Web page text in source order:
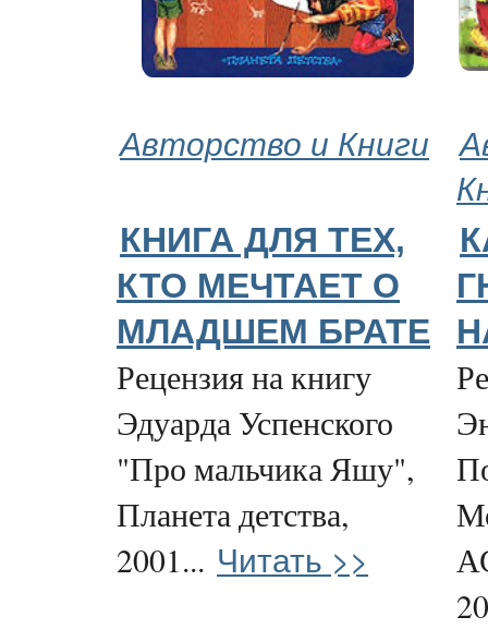
Авторство и Книги
КНИГА ДЛЯ ТЕХ,
КТО МЕЧТАЕТ О
МЛАДШЕМ БРАТЕ
Рецензия на книгу
Эдуарда Успенского
"Про мальчика Яшу",
Планета детства,
2001... Читать >>